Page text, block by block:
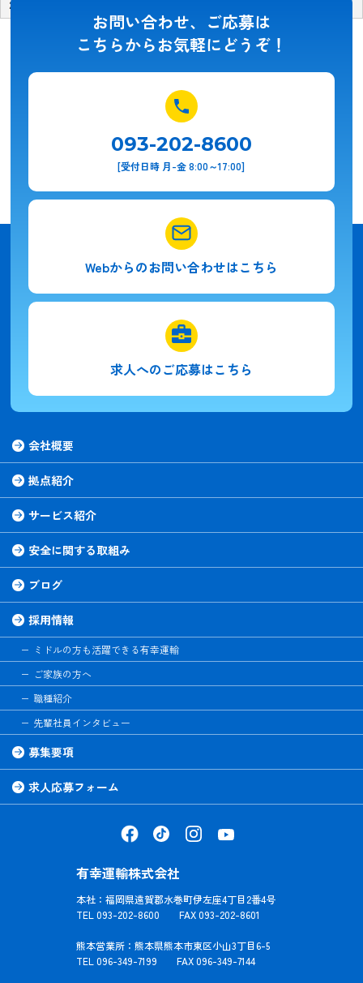
2017年11月 (1)
お問い合わせ、ご応募は
こちらからお気軽にどうぞ！
093-202-8600
[受付日時 月-金 8:00～17:00]
Webからのお問い合わせはこちら
求人へのご応募はこちら
会社概要
拠点紹介
サービス紹介
安全に関する取組み
ブログ
採用情報
ミドルの方も活躍できる有幸運輸
ご家族の方へ
職種紹介
先輩社員インタビュー
募集要項
求人応募フォーム
有幸運輸株式会社
本社：福岡県遠賀郡水巻町伊左座4丁目2番4号
TEL 093-202-8600 FAX 093-202-8601
熊本営業所：熊本県熊本市東区小山3丁目6-5
TEL 096-349-7199 FAX 096-349-7144